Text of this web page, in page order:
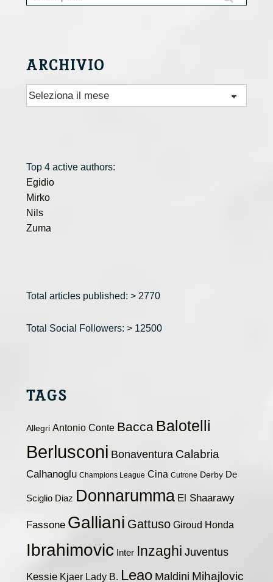
ARCHIVIO
Archivio
Top 4 active authors:
Egidio
Mirko
Nils
Zuma
Total articles published: > 2770
Total Social Followers: > 12500
TAGS
Allegri Antonio Conte Bacca Balotelli
Berlusconi Bonaventura Calabria
Calhanoglu Champions League Cina Cutrone Derby De
Sciglio Diaz Donnarumma El Shaarawy
Fassone Galliani Gattuso Giroud Honda
Ibrahimovic Inter Inzaghi Juventus
Kessie Kjaer Lady B. Leao Maldini Mihajlovic